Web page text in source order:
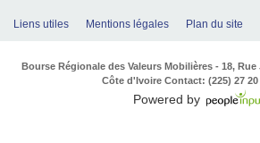
Liens utiles Mentions légales Plan du site
Bourse Régionale des Valeurs Mobilières - 18,
Côte d'Ivoire Contact: (225) 27 20
Powered by